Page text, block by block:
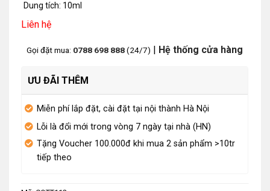
Dung tích: 10ml
Liên hệ
Gọi đặt mua: 0788 698 888(24/7) | Hệ thống cửa hàng
ƯU ĐÃI THÊM
Miễn phí lắp đặt, cài đặt tại nội thành Hà Nội
Lỗi là đổi mới trong vòng 7 ngày tại nhà (HN)
Tặng Voucher 100.000đ khi mua 2 sản phẩm >10tr
tiếp theo